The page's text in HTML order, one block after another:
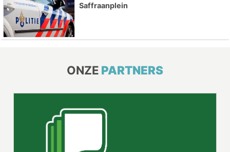
Saffraanplein
ONZE PARTNERS